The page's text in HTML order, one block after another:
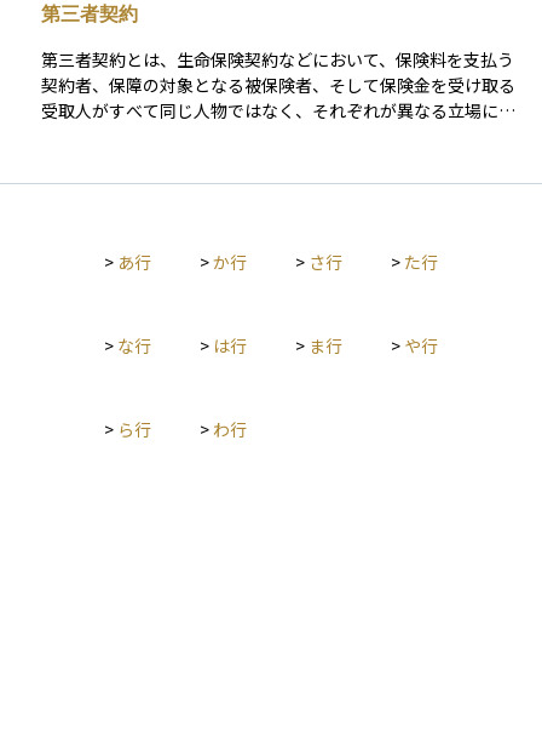
根拠のひとつであり、投資判断の信頼性を高める助けになりま
す。また、不動産投資においても、登記を通じて所有権や担保
権の状態を確認できます。
第三者契約
第三者契約とは、生命保険契約などにおいて、保険料を支払う
契約者、保障の対象となる被保険者、そして保険金を受け取る
受取人がすべて同じ人物ではなく、それぞれが異なる立場にあ
が該当します。このような契約では、被保険者となる人の同意
受取人が誰になるかによって、税金の扱いも変わるため、慎重
> あ行 >か行 > さ行 > た行
> な行 > は行 > ま行 > や行
> ら行 > わ行